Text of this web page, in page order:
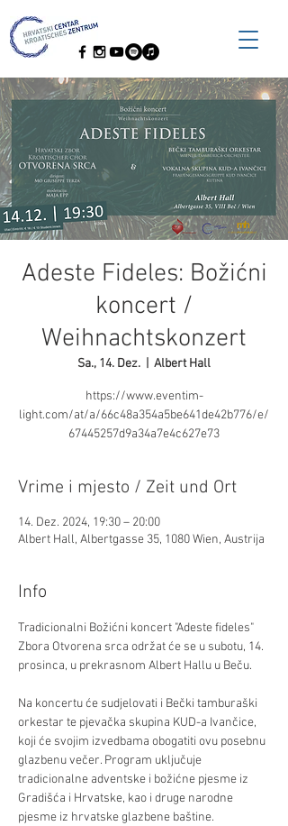
Adeste Fideles: Božićni
koncert /
Weihnachtskonzert
Sa., 14. Dez. Albert Hall
https://www.eventim-
light.com/at/a/66c48a354a5be641de42b776/e/
67445257d9a34a7e4c627e73
Vrime i mjesto / Zeit und Ort
14. Dez. 2024, 19:30 – 20:00
Albert Hall, Albertgasse 35, 1080 Wien, Austrija
Info
Tradicionalni Božićni koncert "Adeste fideles"
Zbora Otvorena srca održat će se u subotu, 14.
prosinca, u prekrasnom Albert Hallu u Beču.
Na koncertu će sudjelovati i Bečki tamburaški
orkestar te pjevačka skupina KUD-a Ivančice,
koji će svojim izvedbama obogatiti ovu posebnu
glazbenu večer. Program uključuje
tradicionalne adventske i božićne pjesme iz
Gradišća i Hrvatske, kao i druge narodne
pjesme iz hrvatske glazbene baštine.